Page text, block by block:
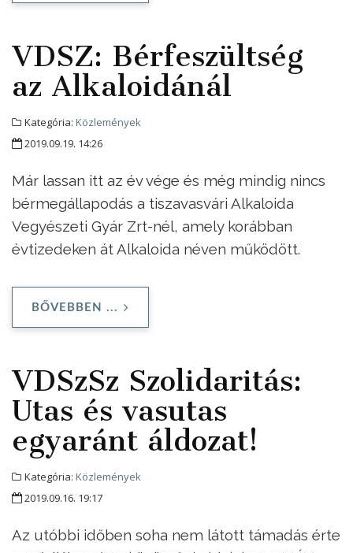
VDSZ: Bérfeszültség
az Alkaloidánál
Kategória: Közlemények
2019.09.19. 14:26
Már lassan itt az év vége és még mindig nincs
bérmegállapodás a tiszavasvári Alkaloida
Vegyészeti Gyár Zrt-nél, amely korábban
évtizedeken át Alkaloida néven működött.
BŐVEBBEN ...
VDSzSz Szolidaritás:
Utas és vasutas
egyaránt áldozat!
Kategória: Közlemények
2019.09.16. 19:17
Az utóbbi időben soha nem látott támadás érte